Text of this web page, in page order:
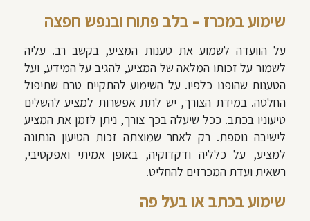
שימוע במכרז – בלב פתוח ובנפש חפצה
על הוועדה לשמוע את טענות המציע, בקשב רב. עליה
לשמור על זכותו המלאה של המציע, להגיב על המידע, ועל
הטענות שהופנו כלפיו. על השימוע להתקיים טרם שתיפול
החלטה. במידת הצורך, יש לתת אפשרות למציע להשלים
טיעוניו בכתב. ככל שיעלה בכך צורך, ניתן לזמן את המציע
לישיבה נוספת. רק לאחר שמוצתה זכות הטיעון הנתונה
למציע, על כלליה ודקדוקיה, באופן אמיתי ואפקטיבי,
רשאית ועדת המכרזים להחליט.
שימוע בכתב או בעל פה